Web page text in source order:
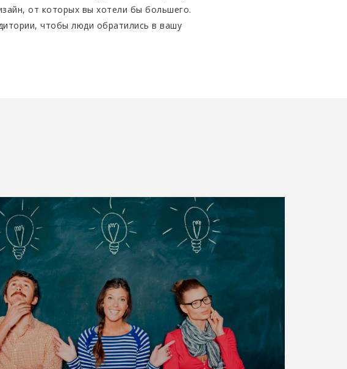
от которых вы хотели бы большего.
чтобы люди обратились в вашу